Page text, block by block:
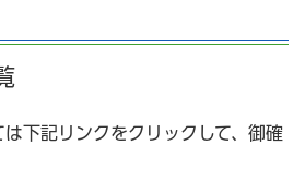
は下記リンクをクリックして、御確